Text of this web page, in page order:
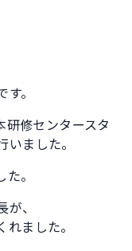
。
研修センタースタ
いました。
。
が、
ました。